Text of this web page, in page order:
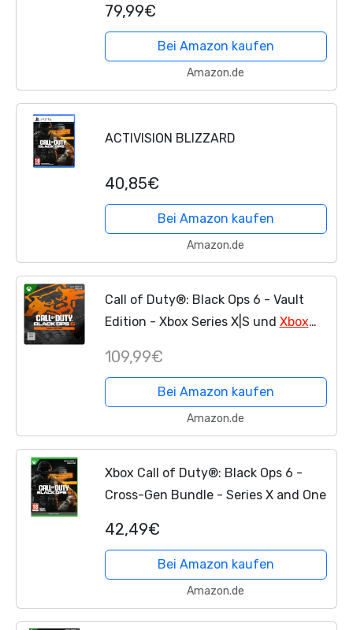
79,99€
Bei Amazon kaufen
Amazon.de
ACTIVISION BLIZZARD
40,85€
Bei Amazon kaufen
Amazon.de
Call of Duty®: Black Ops 6 - Vault
Edition - Xbox Series X|S und Xbox
109,99€
Bei Amazon kaufen
Amazon.de
Xbox Call of Duty®: Black Ops 6 -
Cross-Gen Bundle - Series X and One
42,49€
Bei Amazon kaufen
Amazon.de